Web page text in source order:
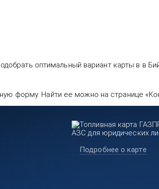
оптимальный вариант карты в в
форму. Найти ее можно на странице
Подробнее о карте